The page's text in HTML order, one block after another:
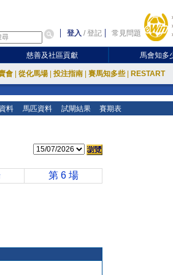
登入 /登記 常見問題
慈善及社區貢獻 馬會知多
會 從化馬場 投注指南 賽馬知多些 RESTART
料 馬匹資料 試閘結果 賽期表
第 6 場